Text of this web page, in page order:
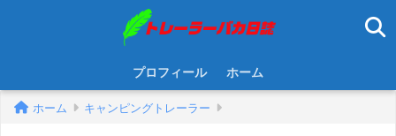
プロフィール ホーム
ホーム キャンピングトレーラー